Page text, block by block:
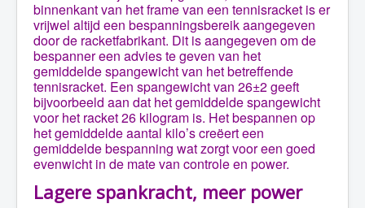
binnenkant van het frame van een tennisracket is er
vrijwel altijd een bespanningsbereik aangegeven
door de racketfabrikant. Dit is aangegeven om de
bespanner een advies te geven van het
gemiddelde spangewicht van het betreffende
tennisracket. Een spangewicht van 26±2 geeft
bijvoorbeeld aan dat het gemiddelde spangewicht
voor het racket 26 kilogram is. Het bespannen op
het gemiddelde aantal kilo’s creëert een
gemiddelde bespanning wat zorgt voor een goed
evenwicht in de mate van controle en power.
Lagere spankracht, meer power